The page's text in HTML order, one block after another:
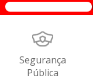
Segurança
Pública